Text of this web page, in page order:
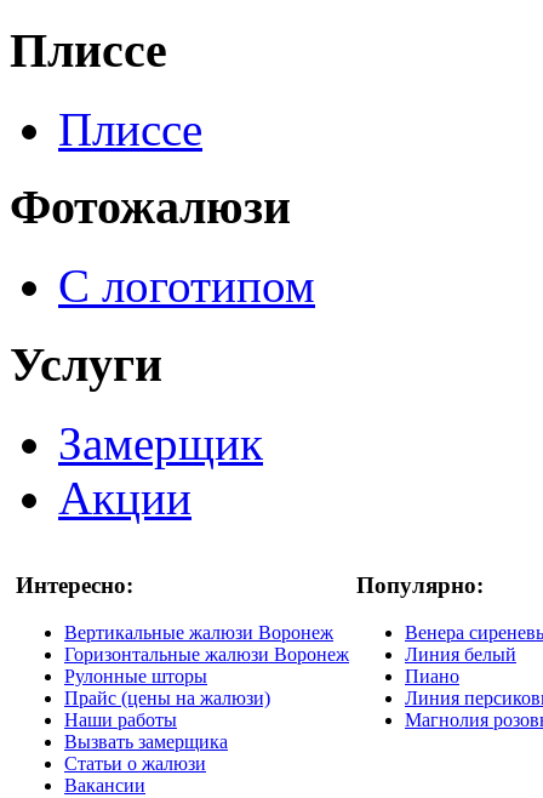
Плиссе
Плиссе
Фотожалюзи
С логотипом
Услуги
Замерщик
Акции
Интересно:
Вертикальные жалюзи Воронеж
Горизонтальные жалюзи Воронеж
Рулонные шторы
Прайс (цены на жалюзи)
Наши работы
Вызвать замерщика
Статьи о жалюзи
Вакансии
Популярно:
Венера
Линия белый
Пиано
Линия
Магнолия